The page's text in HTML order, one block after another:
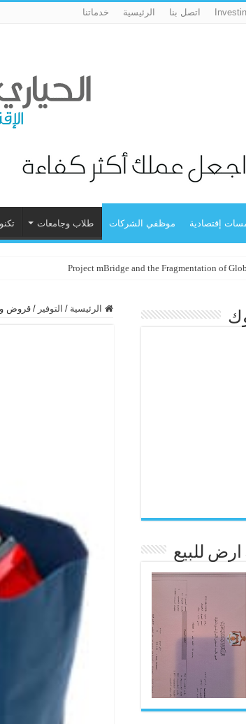
اتصل بنا الرئيسية خدماتنا
إقتصادية موظفي الشركات طلاب وجامعات
Project mBridge and the Fragmentation of
الرئيسية / التوفير / قروض و
للبيع